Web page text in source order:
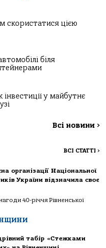
скористатися цією
біля
у майбутнє
Всі новини >
ВСІ СТАТТІ >
організації Національної
України відзначила своє
40-річчя Рівненської
табір «Стежками